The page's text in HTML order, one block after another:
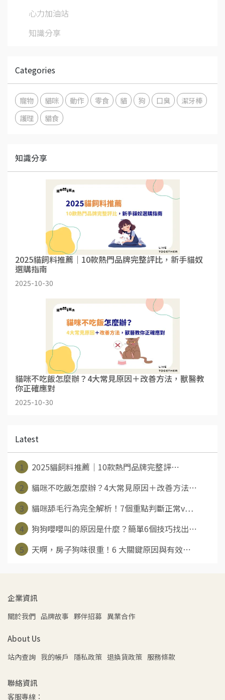
心力加油站
知識分享
Categories
寵物 貓咪 動作 零食 貓 狗 口臭
潔牙棒
護理
貓食
知識分享
2025貓飼料推薦｜10款熱門品牌完整評比，新手貓奴
選購指南
2025-10-30
貓咪不吃飯怎麼辦？4大常見原因＋改善方法，獸醫教
你正確應對
2025-10-30
Latest
1
2025貓飼料推薦｜10款熱門品牌完整評⋯
2
貓咪不吃飯怎麼辦？4大常見原因＋改善方法⋯
3
貓咪舔毛行為完全解析！7個重點判斷正常v⋯
4
狗狗嚶嚶叫的原因是什麼？簡單6個技巧找出⋯
5
天啊，房子狗味很重！6 大關鍵原因與有效⋯
企業資訊
關於我們 品牌故事 夥伴招募 異業合作
About Us
站內查詢 我的帳戶 隱私政策 退換貨政策 服務條款
聯絡資訊
客服專線：